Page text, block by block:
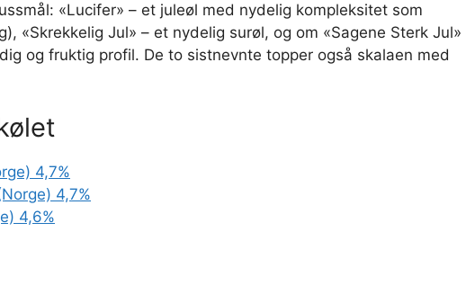
«Lucifer» – et juleøl med nydelig kompleksitet som
«Skrekkelig Jul» – et nydelig surøl, og om «Sagene Sterk Jul»
og fruktig profil. De to sistnevnte topper også skalaen med
4,7%
4,7%
4,6%